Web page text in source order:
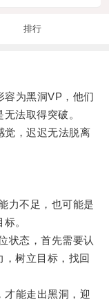
排行
为黑洞VP，他们
法取得突破。
，迟迟无法脱离
不足，也可能是
。
态，首先需要认
树立目标，找回
能走出黑洞，迎